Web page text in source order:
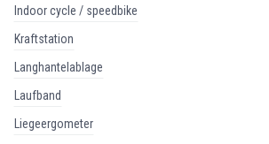
indoor cycle / speedbike
kraftstation
langhantelablage
laufband
liegeergometer